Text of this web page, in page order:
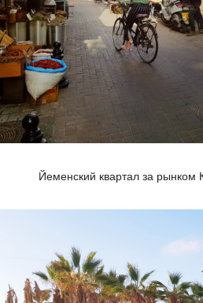
Йеменский квартал за рынком